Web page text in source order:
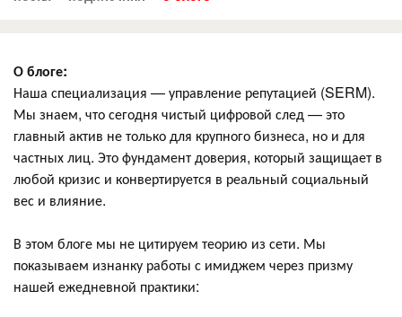
О блоге:
Наша специализация — управление репутацией (SERM).
Мы знаем, что сегодня чистый цифровой след — это
главный актив не только для крупного бизнеса, но и для
частных лиц. Это фундамент доверия, который защищает в
любой кризис и конвертируется в реальный социальный
вес и влияние.
В этом блоге мы не цитируем теорию из сети. Мы
показываем изнанку работы с имиджем через призму
нашей ежедневной практики: